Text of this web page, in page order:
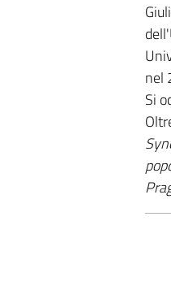
nel
Si